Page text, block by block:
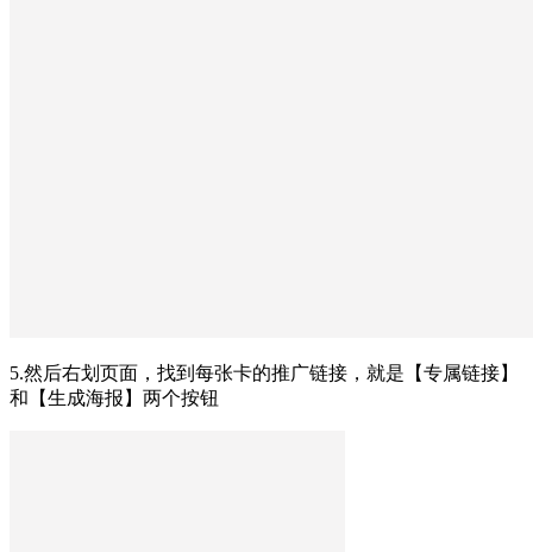
5.然后右划页面，找到每张卡的推广链接，就是【专属链接】
和【生成海报】两个按钮